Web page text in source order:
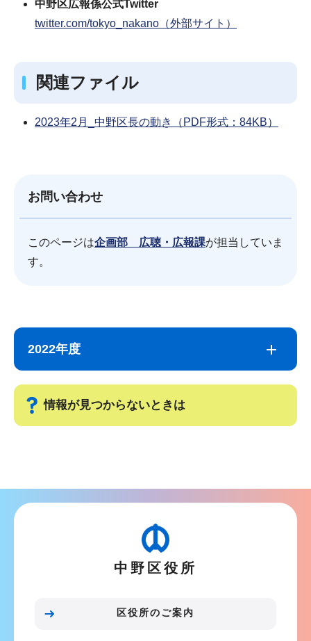
中野区広報係公式Twitter
twitter.com/tokyo_nakano（外部サイト）
関連ファイル
2023年2月_中野区長の動き（PDF形式：84KB）
お問い合わせ
このページは企画部 広聴・広報課が担当していま
す。
こ
で
2022年度
情報が見つからないときは
ナ
ビ
中野区役所
区役所のご案内